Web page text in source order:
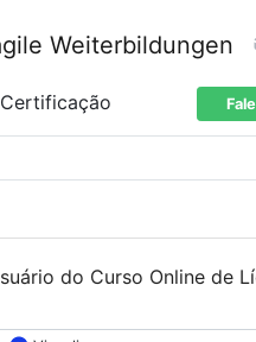
Certificação